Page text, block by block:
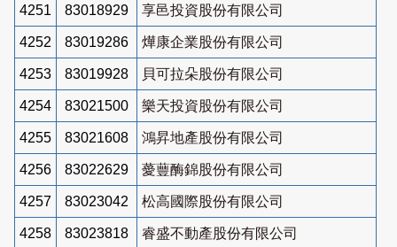
4251 83018929 享邑投資股份有限公司
4252 83019286 燁康企業股份有限公司
4253 83019928 貝可拉朵股份有限公司
4254 83021500 樂天投資股份有限公司
4255 83021608 鴻昇地產股份有限公司
4256 83022629 薆蘴酶錦股份有限公司
4257 83023042 松高國際股份有限公司
4258 83023818 睿盛不動產股份有限公司